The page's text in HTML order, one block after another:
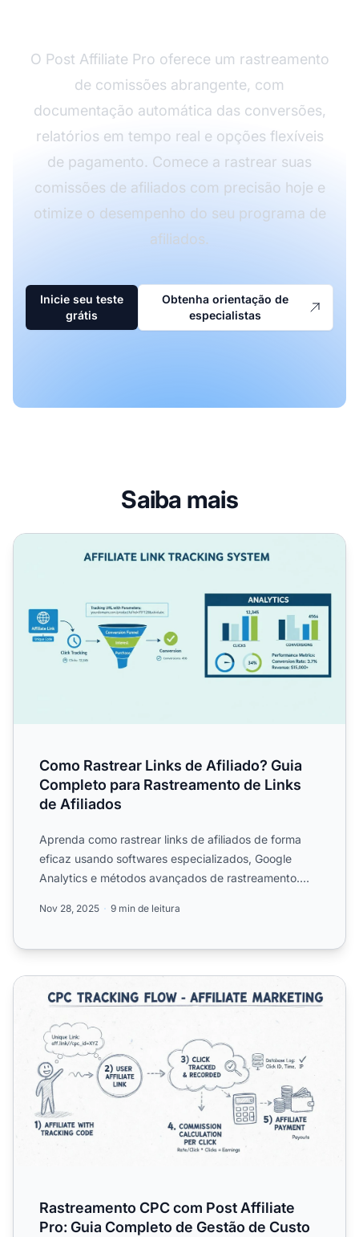
O Post Affiliate Pro oferece um rastreamento
de comissões abrangente, com
documentação automática das conversões,
relatórios em tempo real e opções flexíveis
de pagamento. Comece a rastrear suas
comissões de afiliados com precisão hoje e
otimize o desempenho do seu programa de
afiliados.
Inicie seu teste
grátis
Obtenha orientação de
especialistas
Saiba mais
Como Rastrear Links de Afiliado? Guia Completo para
Como Rastrear Links de Afiliado? Guia
Completo para Rastreamento de Links
de Afiliados
Aprenda como rastrear links de afiliados de forma
eficaz usando softwares especializados, Google
Analytics e métodos avançados de rastreamento.
Nov 28, 2025 9 min de leitura
Rastreamento CPC com Post Affiliate Pro: Guia
Rastreamento CPC com Post Affiliate
Pro: Guia Completo de Gestão de Custo